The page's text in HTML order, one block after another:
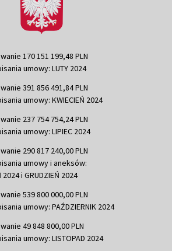
170 151 199,48 PLN
umowy: LUTY 2024
391 856 491,84 PLN
umowy: KWIECIEŃ 2024
237 754 754,24 PLN
umowy: LIPIEC 2024
290 817 240,00 PLN
umowy i aneksów:
2024 i GRUDZIEŃ 2024
539 800 000,00 PLN
umowy: PAŹDZIERNIK 2024
49 848 800,00 PLN
umowy: LISTOPAD 2024